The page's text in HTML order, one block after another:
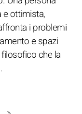
e ottimista,
i problemi
e spazi
che la